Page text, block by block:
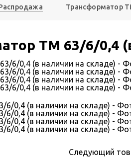
Трансформатор
ТМ 63/6/0,4
Следующий